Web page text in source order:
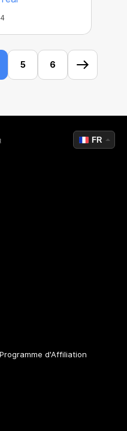
5 6
d'Affiliation
FR